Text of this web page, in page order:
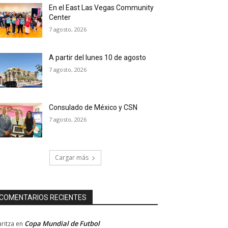
En el East Las Vegas Community
Center
7 agosto, 2026
A partir del lunes 10 de agosto
7 agosto, 2026
Consulado de México y CSN
7 agosto, 2026
Cargar más
RECIENTES
en Copa Mundial de Futbol